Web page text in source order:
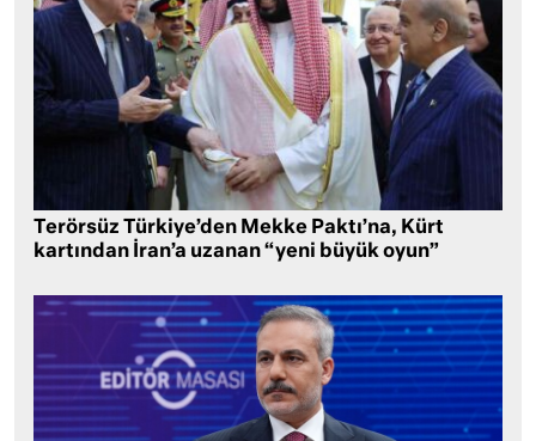
Terörsüz Türkiye’den Mekke Paktı’na, Kürt
kartından İran’a uzanan “yeni büyük oyun”